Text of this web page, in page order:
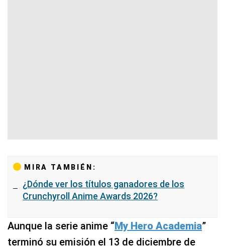
MIRA TAMBIÉN:
¿Dónde ver los títulos ganadores de los
Crunchyroll Anime Awards 2026?
Aunque la serie anime “My Hero Academia”
terminó su emisión el 13 de diciembre de